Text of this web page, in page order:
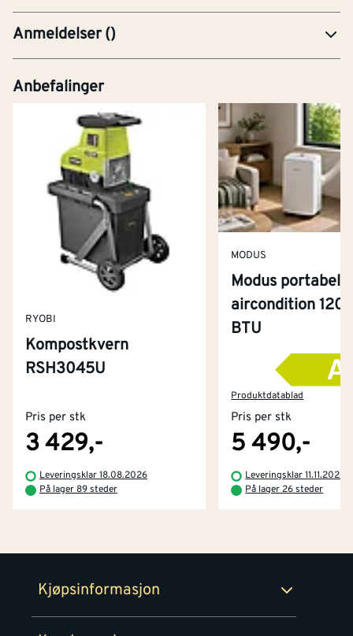
Anmeldelser()
Anbefalinger
RYOBI
Kompostkvern
RSH3045U
Pris per stk
3 429,-
Leveringsklar 18.08.2026
På lager 89 steder
MODUS
Modus portabel
aircondition
BTU
Produktdatablad
Pris per stk
5 490,-
Leveringsklar 11.11.2026
På lager 26 steder
Kjøpsinformasjon
Kjøpsbetingelser
Retur- og angrerettsskjema
Tjenester
Montér Klubb
Byggevarehus og åpningstider
Prismatch
Personvern